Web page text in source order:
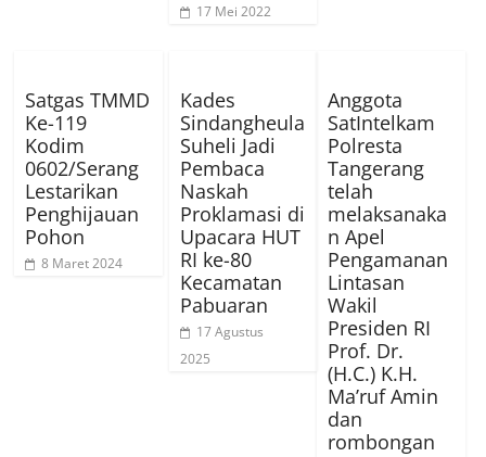
17 Mei 2022
Satgas TMMD
Ke-119
Kodim
0602/Serang
Lestarikan
Penghijauan
Pohon
8 Maret 2024
Kades
Sindangheula
Suheli Jadi
Pembaca
Naskah
Proklamasi di
Upacara HUT
RI ke-80
Kecamatan
Pabuaran
17 Agustus
2025
Anggota
SatIntelkam
Polresta
Tangerang
telah
melaksanaka
n Apel
Pengamanan
Lintasan
Wakil
Presiden RI
Prof. Dr.
(H.C.) K.H.
Ma’ruf Amin
dan
rombongan